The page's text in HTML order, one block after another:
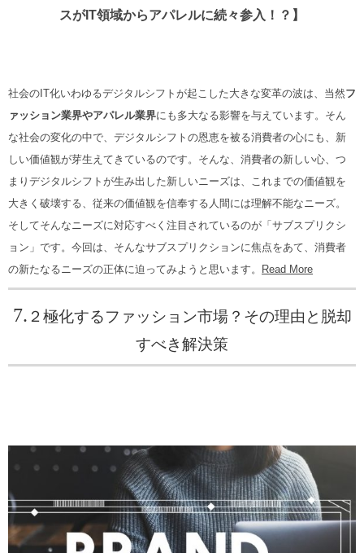
スがIT領域からアパレルに続々参入！？】
社会のIT化いわゆるデジタルシフトが起こした大きな変革の波は、当然フ
ァッション業界やアパレル業界にも多大なる影響を与えています。そん
な社会の変化の中で、デジタルシフトの恩恵を被る消費者の心にも、新
しい価値観が芽生えてきているのです。そんな、消費者の新しい心、つ
まりデジタルシフトが生み出した新しいニーズは、これまでの価値観を
大きく破壊する、従来の価値観を信奉する人間には理解不能なニーズ。
そしてそんなニーズに対応すべく注目されているのが「サブスプリクシ
ョン」です。今回は、そんなサブスプリクションに焦点をあて、消費者
の新たなるニーズの正体に迫ってみようと思います。
Read More
7. ２極化するファッション市場？その理由と脱却
すべき解決策